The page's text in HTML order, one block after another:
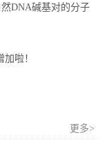
DNA碱基对的分子
啦！
更多>